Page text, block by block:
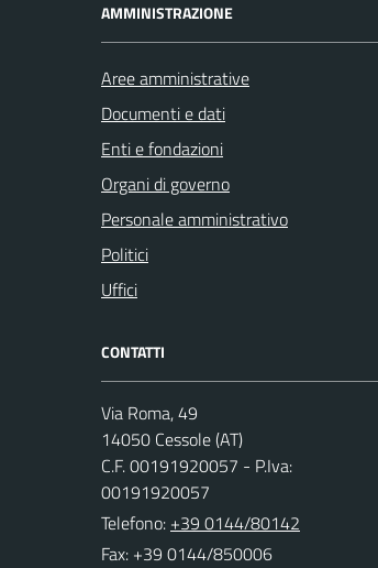
AMMINISTRAZIONE
Aree amministrative
Documenti e dati
Enti e fondazioni
Organi di governo
Personale amministrativo
Politici
Uffici
CONTATTI
Via Roma, 49
14050 Cessole (AT)
C.F. 00191920057 - P.Iva:
00191920057
Telefono: +39 0144/80142
Fax: +39 0144/850006